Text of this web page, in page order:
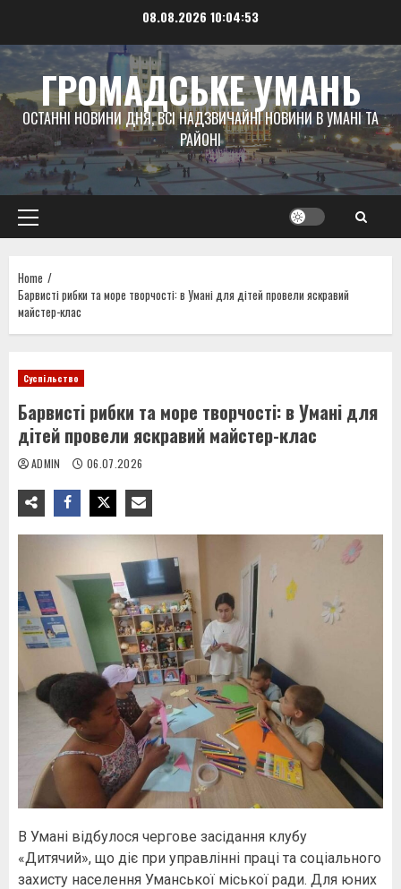
content
08.08.2026 10:04:54
ГРОМАДСЬКЕ УМАНЬ
ОСТАННІ НОВИНИ ДНЯ, ВСІ НАДЗВИЧАЙНІ НОВИНИ В УМАНІ ТА
РАЙОНІ
Primary
Menu
Home
Барвисті рибки та море творчості: в Умані для дітей провели яскравий
майстер-клас
Суспільство
Барвисті рибки та море творчості: в Умані для
дітей провели яскравий майстер-клас
ADMIN 06.07.2026
В Умані відбулося чергове засідання клубу
«Дитячий», що діє при управлінні праці та соціального
захисту населення Уманської міської ради. Для юних